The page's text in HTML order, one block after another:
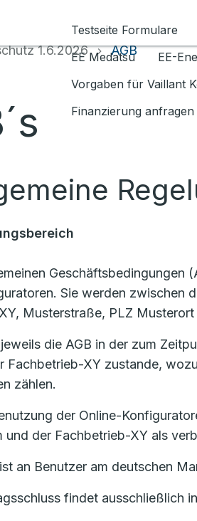
Testseite Formulare
EE Medatsu
EE-
Vorgaben für Vaillant
Finanzierung anfragen
1.6.2026 AGB
Sie werden zwischen
Musterstraße, PLZ
die AGB in der zum
Fachbetrieb-XY zustande,
zählen.
der Online-
und der Fachbetrieb-XY als
an Benutzer am deutschen
findet ausschließlich